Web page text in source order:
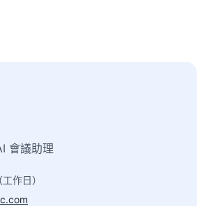
會議助理
作日）